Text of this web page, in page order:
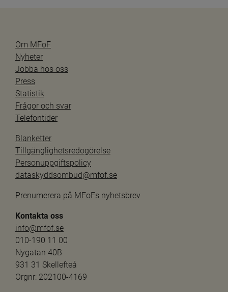
Om MFoF
Nyheter
Jobba hos oss
Press
Statistik
Frågor och svar
Telefontider
Blanketter
Tillgänglighetsredogörelse
Personuppgiftspolicy
dataskyddsombud@mfof.se
Prenumerera på MFoFs nyhetsbrev
Kontakta oss
info@mfof.se
010-190 11 00
Nygatan 40B
931 31 Skellefteå
Orgnr: 202100-4169